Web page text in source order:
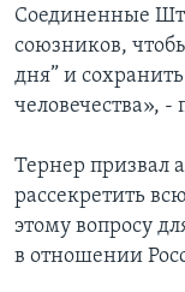
Соединенные
союзников,
дня” и
человечества», -
Тернер призвал
рассекретить
этому вопросу
в отношении